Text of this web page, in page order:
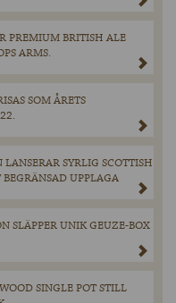
PREMIUM BRITISH ALE
ARMS.
SOM ÅRETS
SYRLIG SCOTTISH
UPPLAGA
SLÄPPER UNIK GEUZE-BOX
SINGLE POT STILL